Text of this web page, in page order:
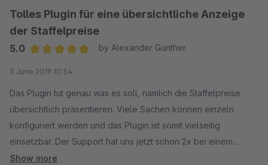
Tolles Plugin für eine übersichtliche Anzeige
der Staffelpreise
5.0
by Alexander Günther
5 June 2019 10:54
Das Plugin tut genau was es soll, nämlich die Staffelpreise
übersichtlich präsentieren. Viele Sachen können einzeln
konfiguriert werden und das Plugin ist somit vielseitig
einsetzbar. Der Support hat uns jetzt schon 2x bei einem
Problem geholfen und war sehr freundlich und hilfsbereit.
Show more